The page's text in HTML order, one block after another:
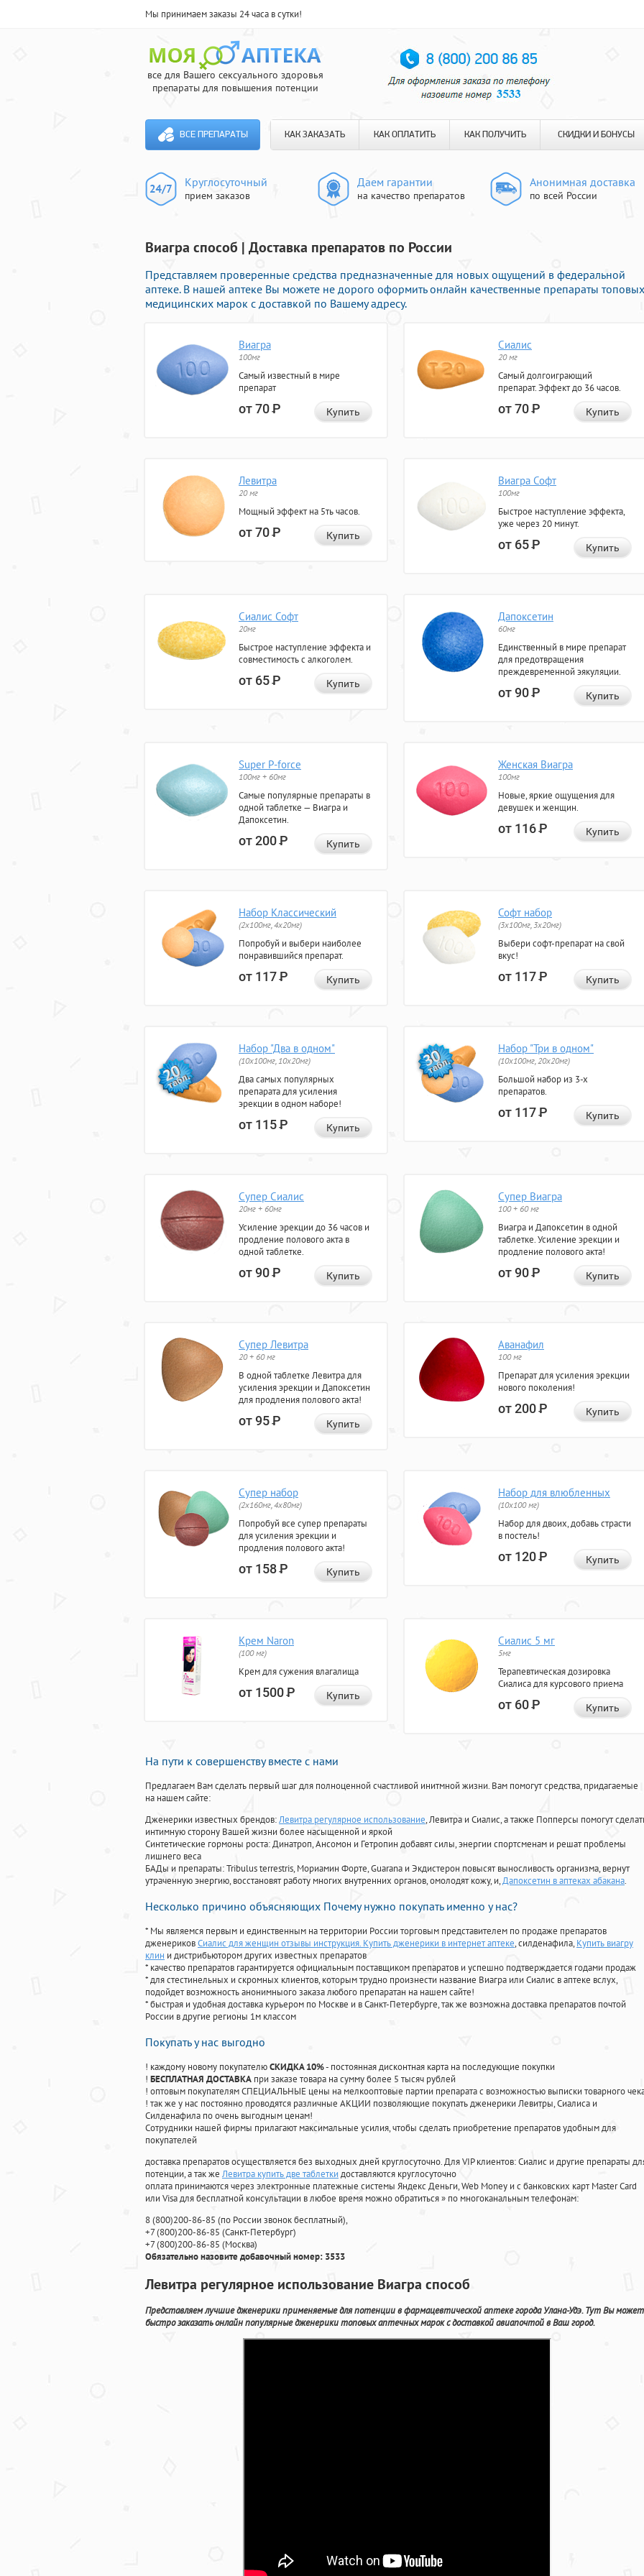
Мы принимаем заказы 24 часа в сутки!
все для Вашего сексуального здоровья
препараты для повышения потенции
ВСЕ ПРЕПАРАТЫ КАК ЗАКАЗАТЬ КАК ОПЛАТИТЬ КАК ПОЛУЧИТЬ СКИДКИ И БОНУСЫ
Круглосуточный
прием заказов
Даем гарантии
на качество препаратов
Анонимная доставка
по всей России
Виагра способ | Доставка препаратов по России
Представляем проверенные средства предназначенные для новых ощущений в федеральной
аптеке. В нашей аптеке Вы можете не дорого оформить онлайн качественные препараты топовых
медицинских марок с доставкой по Вашему адресу.
Виагра
100мг
Самый известный в мире
препарат
от 70Р Купить
Сиалис
20 мг
Самый долгоиграющий
препарат. Эффект до 36 часов.
от 70Р Купить
Левитра
20 мг
Мощный эффект на 5ть часов.
от 70Р Купить
Виагра Софт
100мг
Быстрое наступление эффекта,
уже через 20 минут.
от 65Р Купить
Сиалис Софт
20мг
Быстрое наступление эффекта и
совместимость с алкоголем.
от 65Р Купить
Дапоксетин
60мг
Единственный в мире препарат
для предотвращения
преждевременной эякуляции.
от 90Р Купить
Super P-force
100мг + 60мг
Самые популярные препараты в
одной таблетке — Виагра и
Дапоксетин.
от 200Р Купить
Женская Виагра
100мг
Новые, яркие ощущения для
девушек и женщин.
от 116Р Купить
Набор Классический
(2x100мг, 4x20мг)
Попробуй и выбери наиболее
понравившийся препарат.
от 117Р Купить
Софт набор
(3x100мг, 3x20мг)
Выбери софт-препарат на свой
вкус!
от 117Р Купить
Набор "Два в одном"
(10x100мг, 10x20мг)
Два самых популярных
препарата для усиления
эрекции в одном наборе!
от 115Р Купить
Набор "Три в одном"
(10x100мг, 20x20мг)
Большой набор из 3-х
препаратов.
от 117Р Купить
Супер Сиалис
20мг + 60мг
Усиление эрекции до 36 часов и
продление полового акта в
одной таблетке.
от 90Р Купить
Супер Виагра
100 + 60 мг
Виагра и Дапоксетин в одной
таблетке. Усиление эрекции и
продление полового акта!
от 90Р Купить
Супер Левитра
20 + 60 мг
В одной таблетке Левитра для
усиления эрекции и Дапоксетин
для продления полового акта!
от 95Р Купить
Аванафил
100 мг
Препарат для усиления эрекции
нового поколения!
от 200Р Купить
Супер набор
(2х160мг, 4х80мг)
Попробуй все супер препараты
для усиления эрекции и
продления полового акта!
от 158Р Купить
Набор для влюбленных
(10х100 мг)
Набор для двоих, добавь страсти
в постель!
от 120Р Купить
Крем Naron
(100 мг)
Крем для сужения влагалища
от 1500Р Купить
Сиалис 5 мг
5мг
Терапевтическая дозировка
Сиалиса для курсового приема
от 60Р Купить
На пути к совершенству вместе с нами
Предлагаем Вам сделать первый шаг для полноценной счастливой инитмной жизни. Вам помогут средства, придагаемые
на нашем сайте:
Дженерики известных брендов:Левитра регулярное использование, Левитра и Сиалис, а также Попперсы помогут
интимную сторону Вашей жизни более насыщенной и яркой
Синтетические гормоны роста: Динатроп, Ансомон и Гетропин добавят силы, энергии спортсменам и решат проблемы
лишнего веса
БАДы и препараты:Tribulus terrestris, Мориамин Форте, Guarana и Экдистерон повысят выносливость организма, вернут
утраченную энергию, восстановят работу многих внутренних органов, омолодят кожу, и,Дапоксетин в аптеках абакана.
Несколько причино объясняющих Почему нужно покупать именно у нас?
* Мы являемся первым и единственным на территории России торговым представителем по продаже препаратов
дженериковСиалис для женщин отзывы инструкция. Купить дженерики в интернет аптеке, силденафила, Купить виагру
клин и дистрибьютором других известных препаратов
* качество препаратов гарантируется официальным поставщиком препаратов и успешно подтверждается годами продаж
* для стестинельных и скромных клиентов, которым трудно произнести название Виагра или Сиалис в аптеке вслух,
подойдет возможность анонимныого заказа любого препаратан на нашем сайте!
* быстрая и удобная доставка курьером по Москве и в Санкт-Петербурге, так же возможна доставка препаратов почтой
России в другие регионы 1м классом
Покупать у нас выгодно
! каждому новому покупателюСКИДКА 10%- постоянная дисконтная карта на последующие покупки
! БЕСПЛАТНАЯ ДОСТАВКА при заказе товара на сумму более 5 тысяч рублей
! оптовым покупателям СПЕЦИАЛЬНЫЕ цены на мелкооптовые партии препарата с возможностью выписки товарного
! так же у нас постоянно проводятся различные АКЦИИ позволяющие покупать дженерики Левитры, Сиалиса и
Силденафила по очень выгодным ценам!
Cотрудники нашей фирмы прилагают максимальные усилия, чтобы сделать приобретение препаратов удобным для
покупателей
доставка препаратов осуществляется без выходных дней круглосуточно. Для VIP клиентов: Сиалис и другие препараты
потенции, а так же Левитра купить две таблетки доставляются круглосуточно
оплата принимаются через электронные платежные системы Яндекс Деньги, Web Money и с банковских карт Master Card
или Visa для бесплатной консультации в любое время можно обратиться» по многоканальным телефонам:
8(800)200-86-85 (по России звонок бесплатный),
+7(800)200-86-85 (Санкт-Петербург)
+7(800)200-86-85 (Москва)
Обязательно назовите добавочный номер: 3533
Левитра регулярное использование Виагра способ
Представляем лучшие дженерики применяемые для потенции в фармацевтической аптеке города Улана-Удэ. Тут Вы
быстро заказать онлайн популярные дженерики топовых аптечных марок с доставкой авиапочтой в Ваш город.